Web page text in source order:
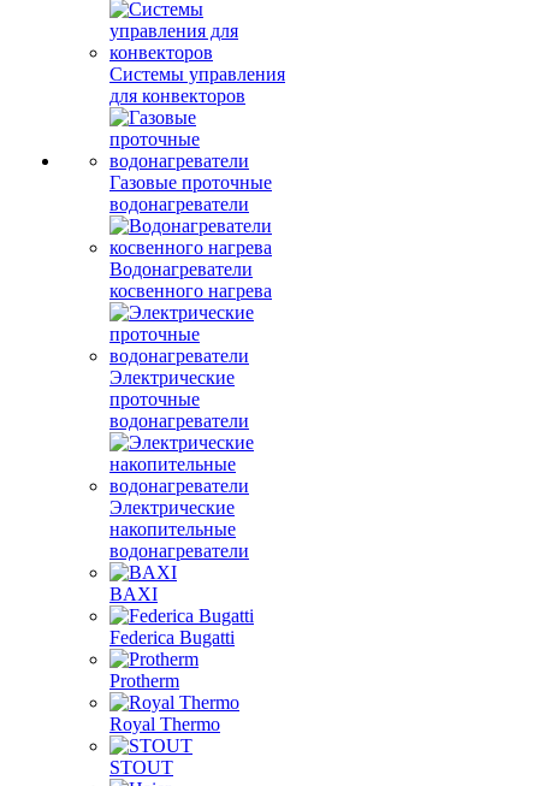
Системы управления
для конвекторов
Газовые проточные
водонагреватели
Водонагреватели
косвенного нагрева
Электрические
проточные
водонагреватели
Электрические
накопительные
водонагреватели
BAXI
Federica Bugatti
Protherm
Royal Thermo
STOUT